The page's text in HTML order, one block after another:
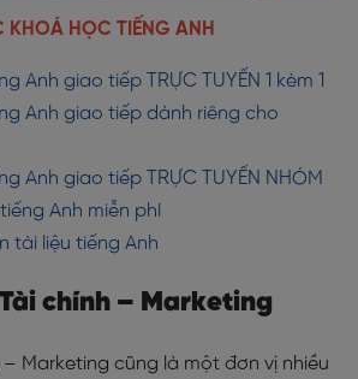
HỌC TIẾNG ANH
Anh giao tiếp TRỰC TUYẾN 1 kèm 1
Anh giao tiếp dành riêng cho
Anh giao tiếp TRỰC TUYẾN NHÓM
tiếng Anh miễn phí
tài liệu tiếng Anh
chính – Marketing
Marketing cũng là một đơn vị nhiều